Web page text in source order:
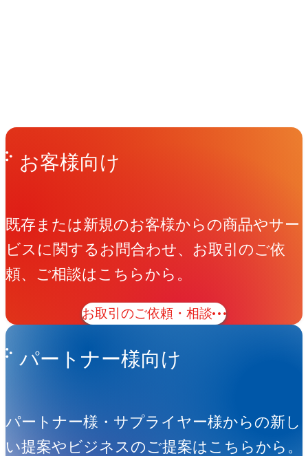
Get in Touchお問い合わせ
お客様向け
既存または新規のお客様からの商品やサー
ビスに関するお問合わせ、お取引のご依
頼、ご相談はこちらから。
お取引のご依頼・相談
パートナー様向け
パートナー様・サプライヤー様からの新し
い提案やビジネスのご提案はこちらから。